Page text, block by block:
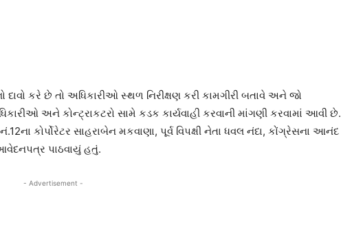
કરે છે તો અધિકારીઓ સ્થળ નિરીક્ષણ કરી કામગીરી બતાવે અને જો
અને કોન્ટ્રાકટરો સામે કડક કાર્યવાહી કરવાની માંગણી કરવામાં આવી છે.
કોર્પોરેટર સાહરાબેન મકવાણા, પૂર્વ વિપક્ષી નેતા ધવલ નંદા, કોંગ્રેસના આનંદ
આવેદનપત્ર પાઠવાયું હતું.
- Advertisement -